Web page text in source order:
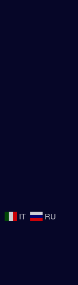
IT RU